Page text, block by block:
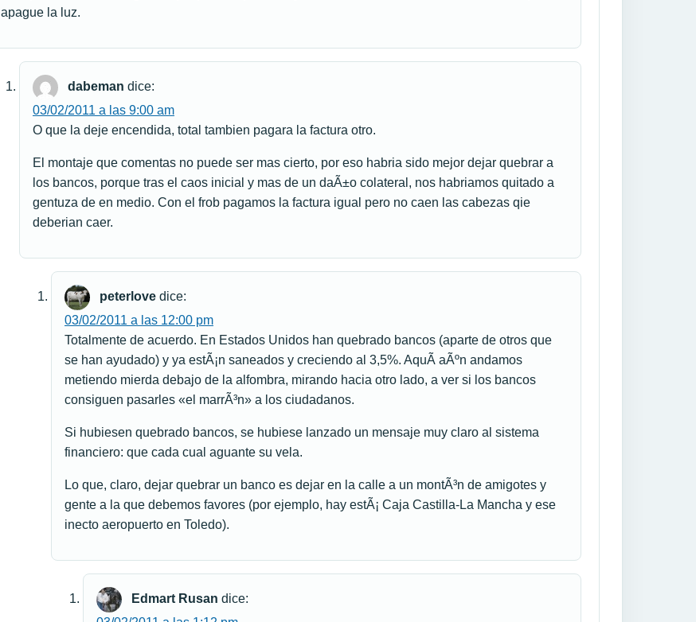
apague la luz.
dabeman dice:
03/02/2011 a las 9:00 am
O que la deje encendida, total tambien pagara la factura otro.
El montaje que comentas no puede ser mas cierto, por eso habria sido mejor dejar quebrar a
los bancos, porque tras el caos inicial y mas de un daÃ±o colateral, nos habriamos quitado a
gentuza de en medio. Con el frob pagamos la factura igual pero no caen las cabezas qie
deberian caer.
peterlove dice:
03/02/2011 a las 12:00 pm
Totalmente de acuerdo. En Estados Unidos han quebrado bancos (aparte de otros que
se han ayudado) y ya estÃ¡n saneados y creciendo al 3,5%. AquÃ­ aÃºn andamos
metiendo mierda debajo de la alfombra, mirando hacia otro lado, a ver si los bancos
consiguen pasarles «el marrÃ³n» a los ciudadanos.
Si hubiesen quebrado bancos, se hubiese lanzado un mensaje muy claro al sistema
financiero: que cada cual aguante su vela.
Lo que, claro, dejar quebrar un banco es dejar en la calle a un montÃ³n de amigotes y
gente a la que debemos favores (por ejemplo, hay estÃ¡ Caja Castilla-La Mancha y ese
inecto aeropuerto en Toledo).
Edmart Rusan dice: